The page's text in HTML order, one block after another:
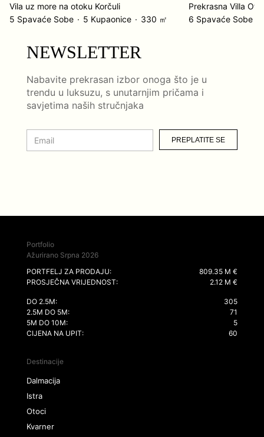
Vila uz more na otoku Korčuli
5 Spavaće Sobe
5 Kupaonice 330 ㎡
Prekrasna Villa
6 Spavaće Sobe
NEWSLETTER
Nabavite prekrasan izbor onoga što je u
trendu u luksuzu, s unutarnjim pričama i
savjetima naših stručnjaka
PREPLATITE SE
Portfolio
Ažurirano Srpna 2026
PORTFELJ ZA PRODAJU:
809.35 M €
PROSJEČNA VRIJEDNOST:
2.12 M €
DO 2.5M:
305
2.5M DO 5M:
71
5M DO 10M:
5
CIJENA NA UPIT:
60
Destinacije
Dalmacija
Istra
Otoci
Kvarner